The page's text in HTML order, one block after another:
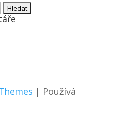
| Používá